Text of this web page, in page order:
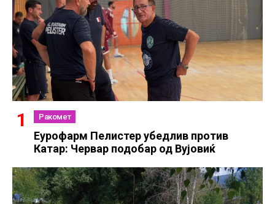
Ракомет
Еурофарм Пелистер убедлив против
Катар: Червар подобар од Вујовиќ